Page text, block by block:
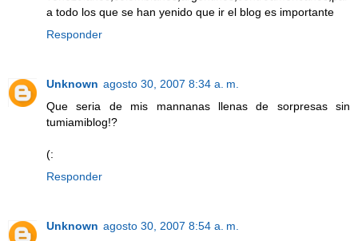
a todo los que se han yenido que ir el blog es importante
Responder
Unknown agosto 30, 2007 8:34 a. m.
Que seria de mis mannanas llenas de sorpresas sin
tumiamiblog!?
(:
Responder
Unknown agosto 30, 2007 8:54 a. m.